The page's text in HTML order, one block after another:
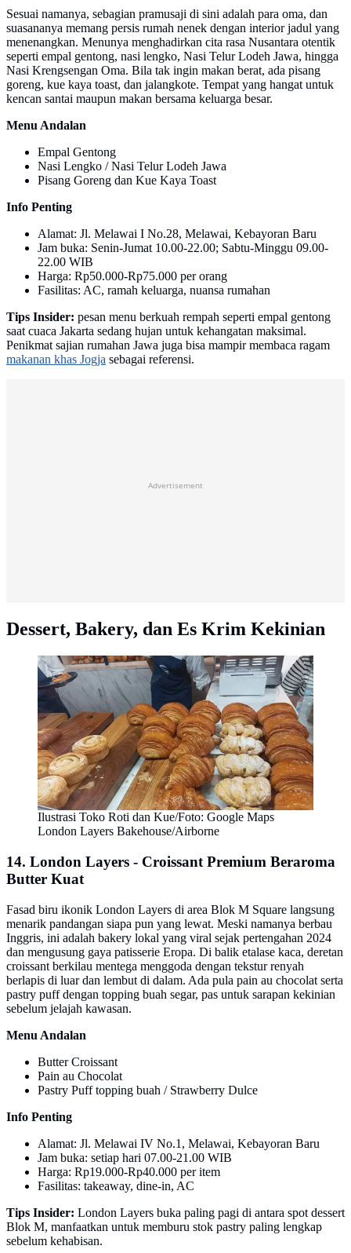
Sesuai namanya, sebagian pramusaji di sini adalah para oma, dan
suasananya memang persis rumah nenek dengan interior jadul yang
menenangkan. Menunya menghadirkan cita rasa Nusantara otentik
seperti empal gentong, nasi lengko, Nasi Telur Lodeh Jawa, hingga
Nasi Krengsengan Oma. Bila tak ingin makan berat, ada pisang
goreng, kue kaya toast, dan jalangkote. Tempat yang hangat untuk
kencan santai maupun makan bersama keluarga besar.
Menu Andalan
Empal Gentong
Nasi Lengko / Nasi Telur Lodeh Jawa
Pisang Goreng dan Kue Kaya Toast
Info Penting
Alamat: Jl. Melawai I No.28, Melawai, Kebayoran Baru
Jam buka: Senin-Jumat 10.00-22.00; Sabtu-Minggu 09.00-
22.00 WIB
Harga: Rp50.000-Rp75.000 per orang
Fasilitas: AC, ramah keluarga, nuansa rumahan
Tips Insider: pesan menu berkuah rempah seperti empal gentong
saat cuaca Jakarta sedang hujan untuk kehangatan maksimal.
Penikmat sajian rumahan Jawa juga bisa mampir membaca ragam
makanan khas Jogja sebagai referensi.
Advertisement
Dessert, Bakery, dan Es Krim Kekinian
Ilustrasi Toko Roti dan Kue/Foto: Google Maps
London Layers Bakehouse/Airborne
14. London Layers - Croissant Premium Beraroma
Butter Kuat
Fasad biru ikonik London Layers di area Blok M Square langsung
menarik pandangan siapa pun yang lewat. Meski namanya berbau
Inggris, ini adalah bakery lokal yang viral sejak pertengahan 2024
dan mengusung gaya patisserie Eropa. Di balik etalase kaca, deretan
croissant berkilau mentega menggoda dengan tekstur renyah
berlapis di luar dan lembut di dalam. Ada pula pain au chocolat serta
pastry puff dengan topping buah segar, pas untuk sarapan kekinian
sebelum jelajah kawasan.
Menu Andalan
Butter Croissant
Pain au Chocolat
Pastry Puff topping buah / Strawberry Dulce
Info Penting
Alamat: Jl. Melawai IV No.1, Melawai, Kebayoran Baru
Jam buka: setiap hari 07.00-21.00 WIB
Harga: Rp19.000-Rp40.000 per item
Fasilitas: takeaway, dine-in, AC
Tips Insider: London Layers buka paling pagi di antara spot dessert
Blok M, manfaatkan untuk memburu stok pastry paling lengkap
sebelum kehabisan.